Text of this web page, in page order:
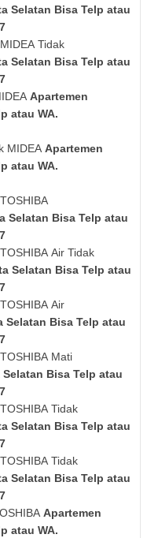
Selatan Bisa Telp atau
MIDEA Tidak
Selatan Bisa Telp atau
Apartemen
atau WA.
MIDEA Apartemen
atau WA.
Selatan Bisa Telp atau
TOSHIBA Air Tidak
Selatan Bisa Telp atau
TOSHIBA Air
Selatan Bisa Telp atau
TOSHIBA Mati
Bisa Telp atau
TOSHIBA Tidak
Selatan Bisa Telp atau
TOSHIBA Tidak
Selatan Bisa Telp atau
Apartemen
atau WA.